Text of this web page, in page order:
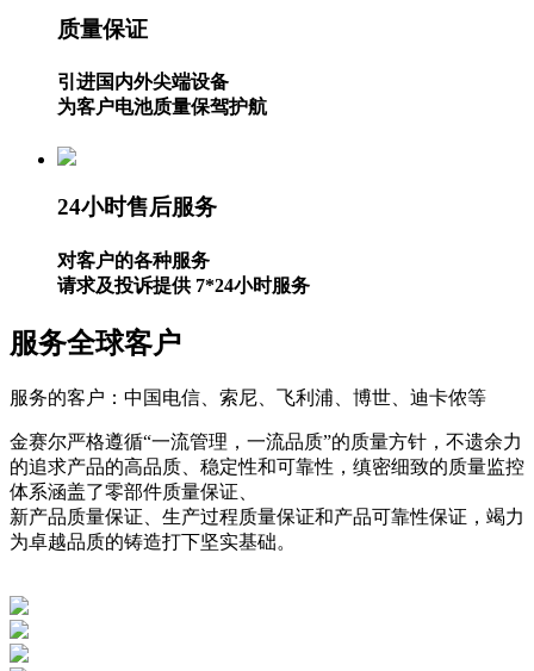
质量保证
引进国内外尖端设备
为客户电池质量保驾护航
24小时售后服务
对客户的各种服务
请求及投诉提供 7*24小时服务
服务全球客户
服务的客户：中国电信、索尼、飞利浦、博世、迪卡侬等
金赛尔严格遵循“一流管理，一流品质”的质量方针，不遗余力
的追求产品的高品质、稳定性和可靠性，缜密细致的质量监控
体系涵盖了零部件质量保证、
新产品质量保证、生产过程质量保证和产品可靠性保证，竭力
为卓越品质的铸造打下坚实基础。